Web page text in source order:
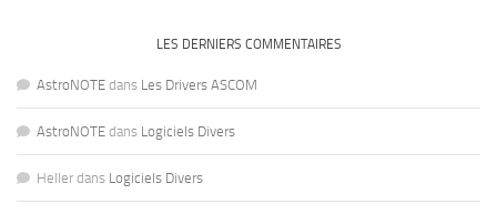
LES DERNIERS COMMENTAIRES
AstroNOTE dans Les Drivers ASCOM
AstroNOTE dans Logiciels Divers
Heller dans Logiciels Divers